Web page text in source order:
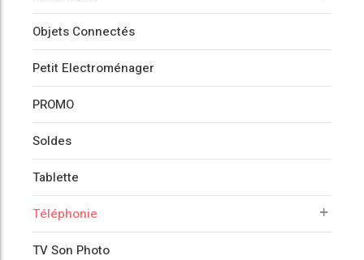
Objets Connectés
Petit Electroménager
PROMO
Soldes
Tablette
Téléphonie
TV Son Photo